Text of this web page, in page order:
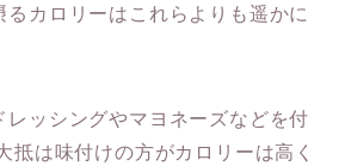
カロリーはこれらよりも遥かに
レッシングやマヨネーズなどを付
抵は味付けの方がカロリーは高く